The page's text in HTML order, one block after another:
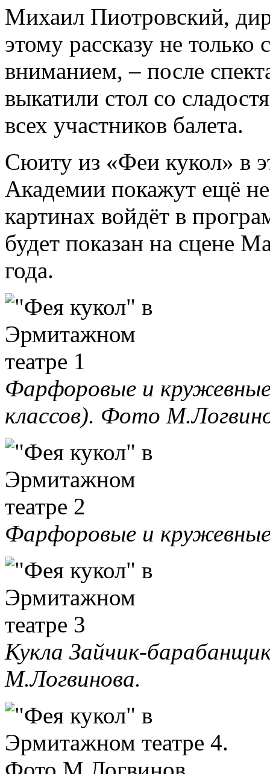
Михаил Пиотровский,
этому рассказу не
вниманием, ­– после
выкатили стол со
всех участников балета.
Сюиту из «Феи кукол» в
Академии покажут ещё
картинах войдёт в
будет показан на сцене
года.
Фарфоровые и
классов). Фото
Фарфоровые и
Кукла Зайчик-
М.Логвинова.